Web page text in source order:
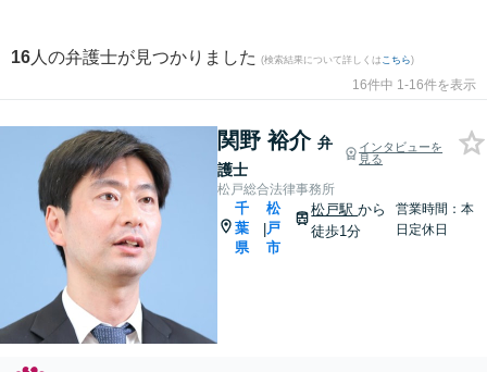
16 人の弁護士が見つかりました (検索結果について詳しくは こちら)
16件中 1-16件を表示
関野 裕介 弁
護士
インタビューを
見る
松戸総合法律事務所
千
葉
県
|
松
戸
市
松戸駅から
徒歩1分
営業時間：本
日定休日